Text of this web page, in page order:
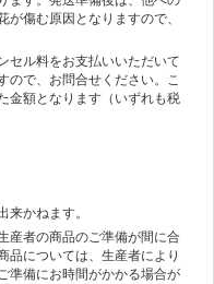
傷む原因となりますので、
セル料をお支払いいただいて
ので、お問合せください。こ
金額となります（いずれも税
来かねます。
産者の商品のご準備が間に合
品については、生産者により
準備にお時間がかかる場合が